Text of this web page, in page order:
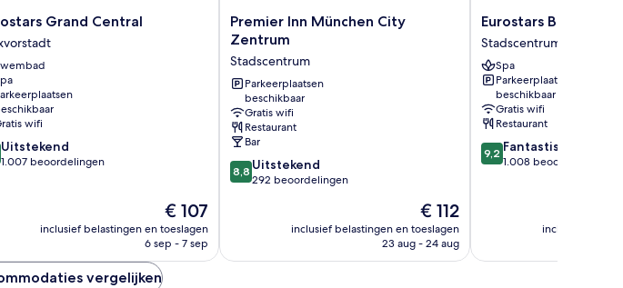
Grand Central
wifi
Uitstekend
1.007 beoordelingen
De
prijs
is
€ 107
inclusief belastingen en toeslagen
6 sep - 7 sep
Premier
Inn
City
Zentrum
Stadscentrum
Premier Inn München City
Zentrum
Stadscentrum
Parkeerplaatsen
beschikbaar
Gratis wifi
Restaurant
Bar
8.8
van
8,8 Uitstekend
292 beoordelingen
De
prijs
is
€ 112
inclusief belastingen en toeslagen
23 aug - 24 aug
Eurostars
Book
Hotel
Stadscentrum
Eurostars Book Hotel
Stadscentrum
Spa
Parkeerplaatsen
beschikbaar
Gratis wifi
Restaurant
9.2
van
beoordelingen
9,2 Fantastisch
1.008 beoordelingen
inclusief
vergelijken